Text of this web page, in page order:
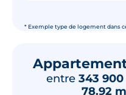
* Exemple type de logement dans
entre 343
78.92